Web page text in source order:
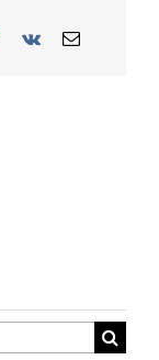
Vk Email